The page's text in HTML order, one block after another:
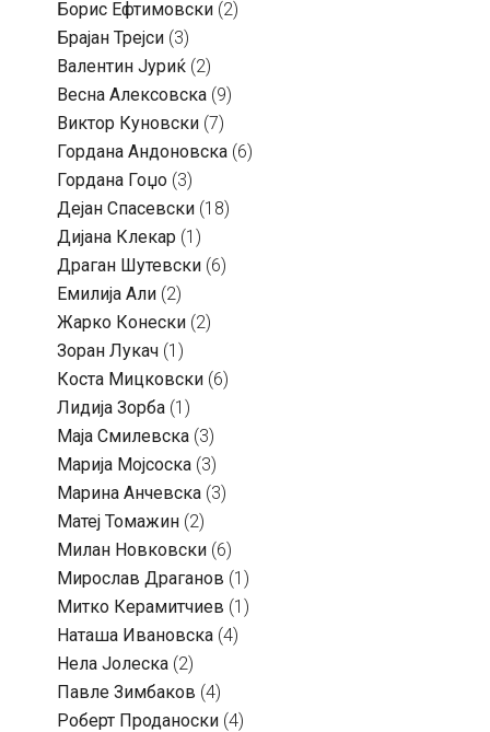
Борис Ефтимовски (2)
Брајан Трејси (3)
Валентин Јуриќ (2)
Весна Алексовска (9)
Виктор Куновски (7)
Гордана Андоновска (6)
Гордана Гоџо (3)
Дејан Спасевски (18)
Дијана Клекар (1)
Драган Шутевски (6)
Емилија Али (2)
Жарко Конески (2)
Зоран Лукач (1)
Коста Мицковски (6)
Лидија Зорба (1)
Маја Смилевска (3)
Марија Мојсоска (3)
Марина Анчевска (3)
Матеј Томажин (2)
Милан Новковски (6)
Мирослав Драганов (1)
Митко Керамитчиев (1)
Наташа Ивановска (4)
Нела Јолеска (2)
Павле Зимбаков (4)
Роберт Проданоски (4)